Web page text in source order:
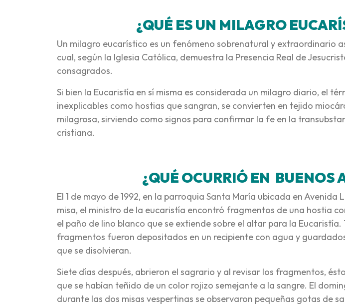
¿QUÉ ES UN MILAGRO
Un milagro eucarístico es un fenómeno sobrenatural y extraordinario
cual, según la Iglesia Católica, demuestra la Presencia Real de
consagrados.
Si bien la Eucaristía en sí misma es considerada un milagro diario, el
inexplicables como hostias que sangran, se convierten en tejido
milagrosa, sirviendo como signos para confirmar la fe en la
cristiana.
¿QUÉ OCURRIÓ EN BUENOS
El 1 de mayo de 1992, en la parroquia Santa María ubicada en Avenida
misa, el ministro de la eucaristía encontró fragmentos de una hostia
el paño de lino blanco que se extiende sobre el altar para la Eucaristía.
fragmentos fueron depositados en un recipiente con agua y
que se disolvieran.
Siete días después, abrieron el sagrario y al revisar los fragmentos,
que se habían teñido de un color rojizo semejante a la sangre. El
durante las dos misas vespertinas se observaron pequeñas gotas de